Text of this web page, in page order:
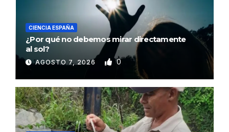
CIENCIA ESPAÑA
¿Por qué no debemos mirar directamente
al sol?
AGOSTO 7, 2026 0